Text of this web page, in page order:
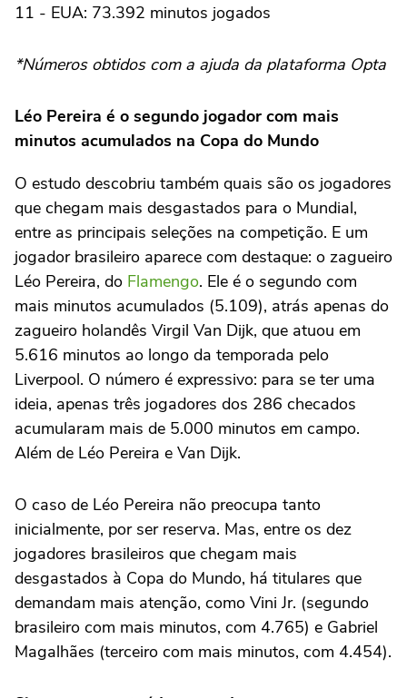
11 - EUA: 73.392 minutos jogados
*Números obtidos com a ajuda da plataforma Opta
Léo Pereira é o segundo jogador com mais
minutos acumulados na Copa do Mundo
O estudo descobriu também quais são os jogadores
que chegam mais desgastados para o Mundial,
entre as principais seleções na competição. E um
jogador brasileiro aparece com destaque: o zagueiro
Léo Pereira, do Flamengo. Ele é o segundo com
mais minutos acumulados (5.109), atrás apenas do
zagueiro holandês Virgil Van Dijk, que atuou em
5.616 minutos ao longo da temporada pelo
Liverpool. O número é expressivo: para se ter uma
ideia, apenas três jogadores dos 286 checados
acumularam mais de 5.000 minutos em campo.
Além de Léo Pereira e Van Dijk.
O caso de Léo Pereira não preocupa tanto
inicialmente, por ser reserva. Mas, entre os dez
jogadores brasileiros que chegam mais
desgastados à Copa do Mundo, há titulares que
demandam mais atenção, como Vini Jr. (segundo
brasileiro com mais minutos, com 4.765) e Gabriel
Magalhães (terceiro com mais minutos, com 4.454).